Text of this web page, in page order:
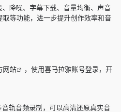
、降噪、字幕下载、音量均衡、声音
等功能，进一步提升创作效率和音
网站
，使用喜马拉雅账号登录，开
音轨音频录制，可以高清还原真实音